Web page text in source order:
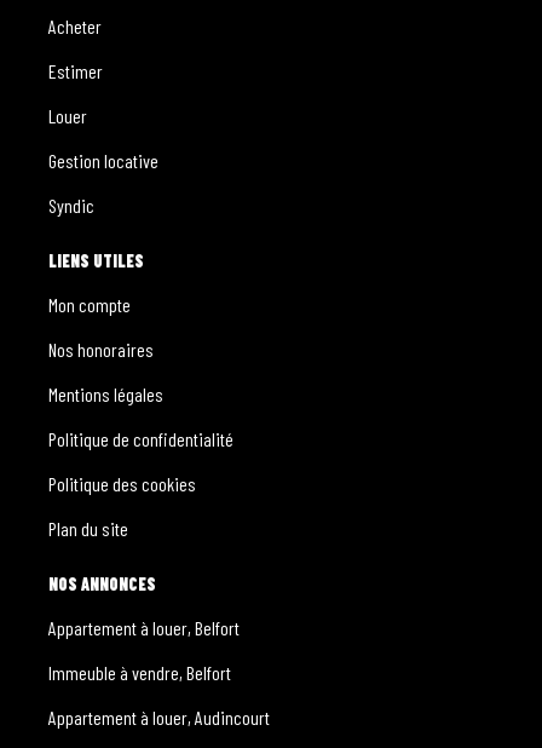
Acheter
Estimer
Louer
Gestion locative
Syndic
LIENS UTILES
Mon compte
Nos honoraires
Mentions légales
Politique de confidentialité
Politique des cookies
Plan du site
NOS ANNONCES
Appartement à louer, Belfort
Immeuble à vendre, Belfort
Appartement à louer, Audincourt